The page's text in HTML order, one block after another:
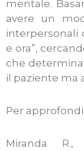
mentale.
avere un
interpersonali
e ora”,
che
il paziente ma
Per
Miranda